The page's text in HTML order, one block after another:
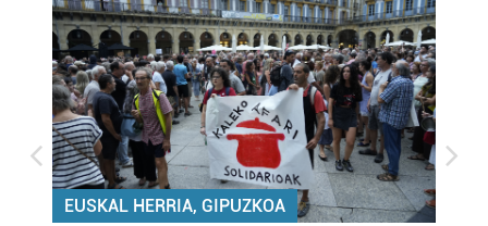
EUSKAL HERRIA, GIPUZKOA